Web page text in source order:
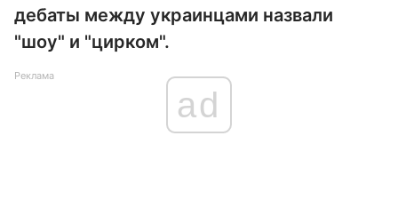
дебаты между украинцами назвали
"шоу" и "цирком".
Реклама
ad